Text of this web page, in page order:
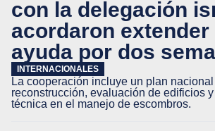
con la delegación
acordaron extender
ayuda por dos
INTERNACIONALES
La cooperación incluye un plan
reconstrucción, evaluación de edificios
técnica en el manejo de escombros.